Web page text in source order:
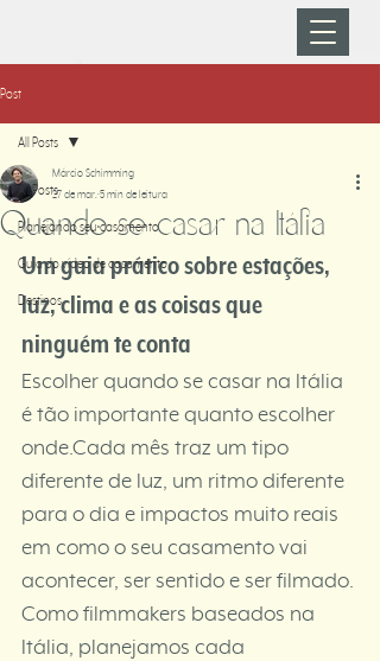
Post
All Posts
Planejando seu casamento
Guia do vídeo de casamento
Destinos
All Posts
Quando se casar na Itália
Márcio Schimming
27 de mar.5 min de leitura
Um guia prático sobre estações,
luz, clima e as coisas que
ninguém te conta
Escolher quando se casar na Itália
é tão importante quanto escolher
onde.Cada mês traz um tipo
diferente de luz, um ritmo diferente
para o dia e impactos muito reais
em como o seu casamento vai
acontecer, ser sentido e ser filmado.
Como filmmakers baseados na
Itália, planejamos cada